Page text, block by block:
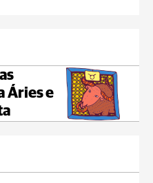
Áries e